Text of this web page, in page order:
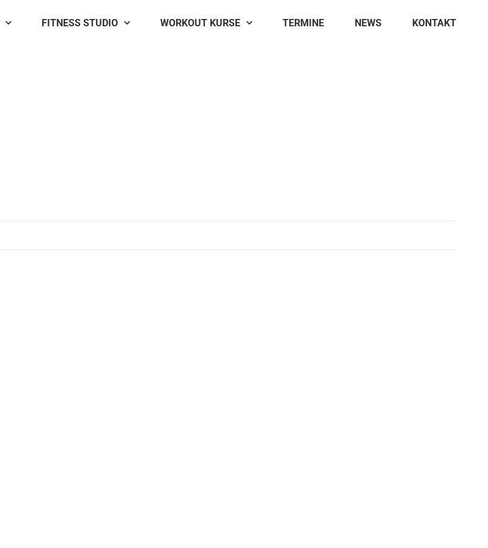
FITNESS STUDIO WORKOUT KURSE TERMINE NEWS KONTAKT